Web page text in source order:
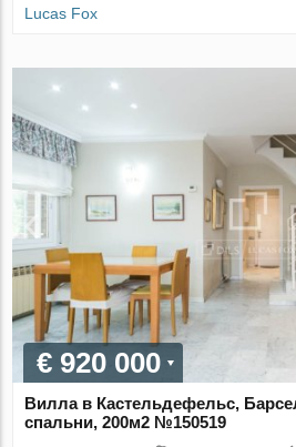
Lucas Fox
€ 920 000
Вилла в Кастельдефельс,
спальни, 200м2 №150519